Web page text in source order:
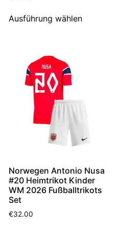
Ausführung wählen
Norwegen Antonio Nusa
#20 Heimtrikot Kinder
WM 2026 Fußballtrikots
Set
€32.00